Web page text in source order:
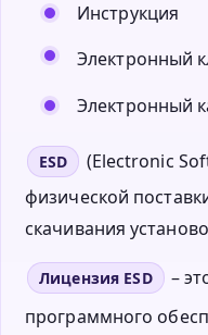
Инструкция
Электронный
Электронный
ESD
(Electronic
физической
скачивания
Лицензия ESD
–
программного